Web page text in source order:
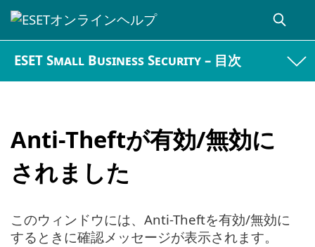
ESET Small Business Security – 目次
Anti-Theftが有効/無効に
されました
このウィンドウには、Anti-Theftを有効/無効に
するときに確認メッセージが表示されます。